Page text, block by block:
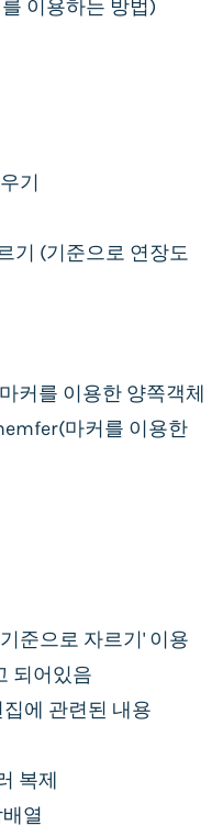
이용하는 방법)
기
기 (기준으로 연장도
커를 이용한 양쪽객체
마커를 이용한
준으로 자르기' 이용
되어있음
에 관련된 내용
복제
열